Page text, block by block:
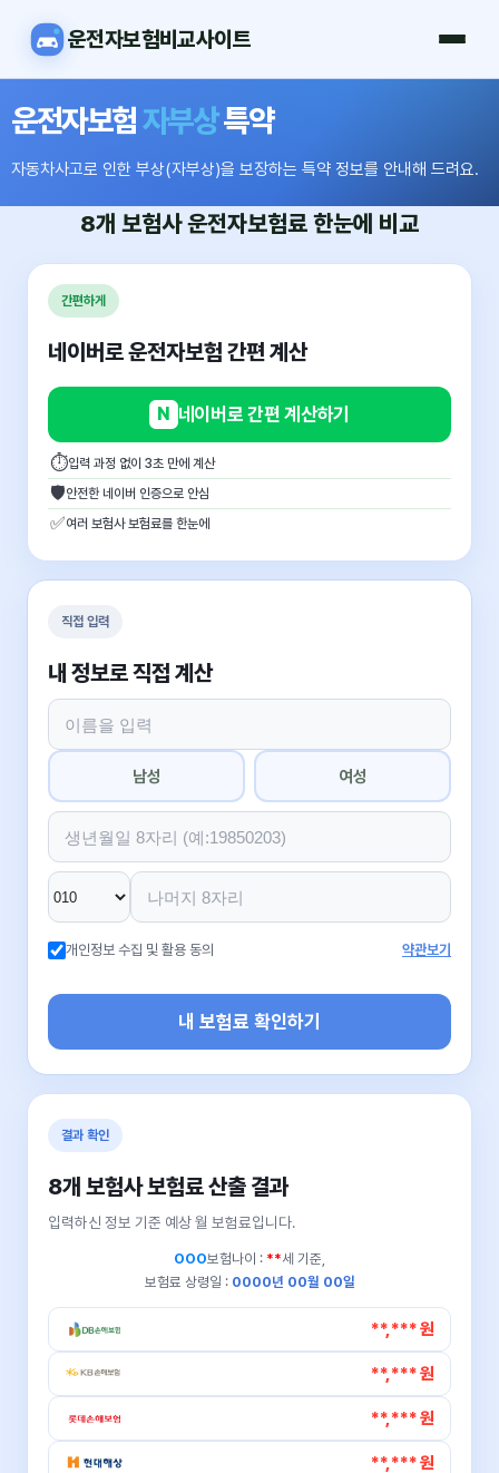
운전자보험비교사이트
운전자보험자부상특약
자동차사고로 인한 부상(자부상)을 보장하는 특약 정보를 안내해 드려요.
8개 보험사운전자보험료 한눈에 비교
간편하게
네이버로 운전자보험 간편 계산
N 네이버로 간편 계산하기
⏱입력 과정 없이 3초 만에 계산
🛡안전한 네이버 인증으로 안심
✅여러 보험사 보험료를 한눈에
직접 입력
내 정보로 직접 계산
남성 여성
개인정보 수집 및 활용 동의 약관보기
내 보험료 확인하기
결과 확인
8개 보험사 보험료 산출 결과
입력하신 정보 기준 예상 월 보험료입니다.
OOO보험나이 : **세 기준,
보험료 상령일 : 0000년 00월 00일
**,*** 원
**,*** 원
**,*** 원
**,*** 원